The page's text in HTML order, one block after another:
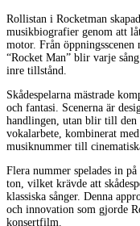
Rollistan i Rocketman
musikbiografier genom att
motor. Från
“Rocket Man” blir varje
inre tillstånd.
Skådespelarna mästrade
och fantasi. Scenerna är
handlingen, utan blir till den
vokalarbete, kombinerat
musiknummer till
Flera nummer spelades in
ton, vilket krävde att
klassiska sånger. Denna
och innovation som gjorde
konsertfilm.